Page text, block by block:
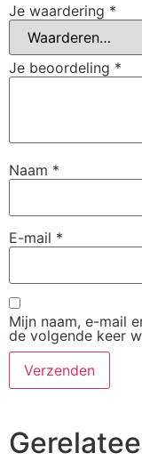
Je waardering *
Je beoordeling *
Naam *
E-mail *
Mijn naam, e-mail
de volgende keer